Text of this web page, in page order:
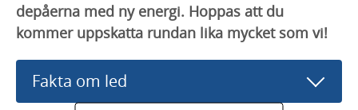
depåerna med ny energi. Hoppas att du
kommer uppskatta rundan lika mycket som vi!
Fakta om led